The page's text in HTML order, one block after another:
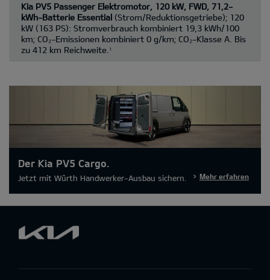
Kia PV5 Passenger Elektromotor, 120 kW, FWD, 71,2-
kWh-Batterie Essential (Strom/Reduktionsgetriebe); 120
kW (163 PS): Stromverbrauch kombiniert 19,3 kWh/100
km; CO₂-Emissionen kombiniert 0 g/km; CO₂-Klasse A. Bis
zu 412 km Reichweite.
1
Der Kia PV5 Cargo.
Jetzt mit Würth Handwerker-Ausbau sichern. Mehr erfahren